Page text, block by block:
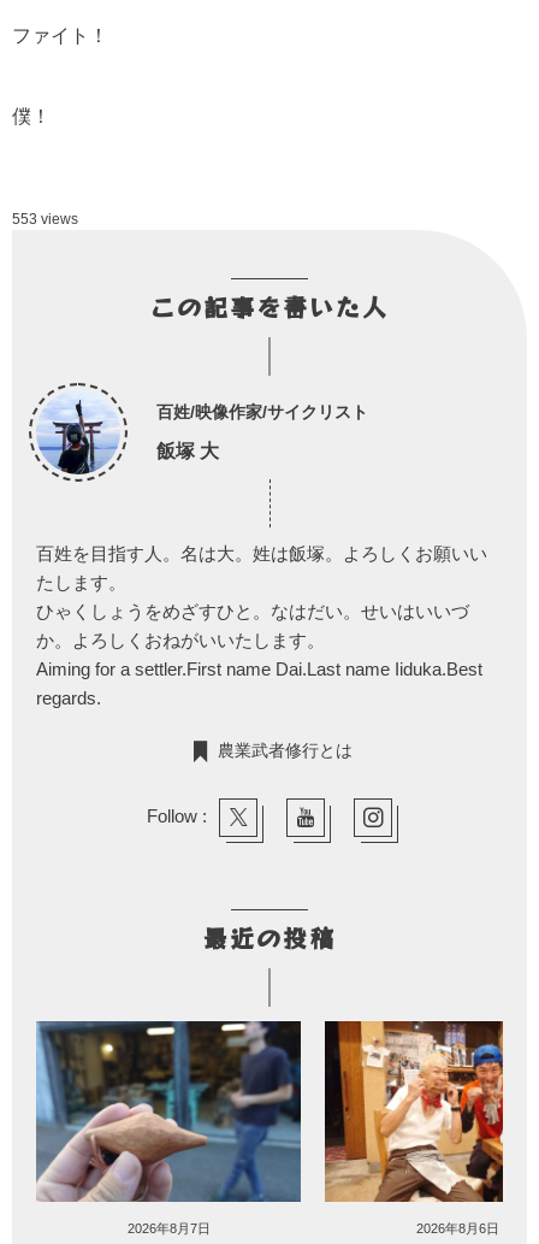
ファイト！
僕！
553 views
この記事を書いた人
百姓/映像作家/サイクリスト
飯塚 大
百姓を目指す人。名は大。姓は飯塚。よろしくお願いい
たします。
ひゃくしょうをめざすひと。なはだい。せいはいいづ
か。よろしくおねがいいたします。
Aiming for a settler.First name Dai.Last name Iiduka.Best
regards.
農業武者修行とは
Follow :
最近の投稿
2026年8月7日 2026年8月6日